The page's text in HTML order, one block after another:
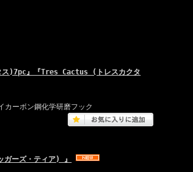
)7pc』『Tres Cactus (トレスカクタ
カーボン鋼化学研磨フック
ーズ・ティア) 』